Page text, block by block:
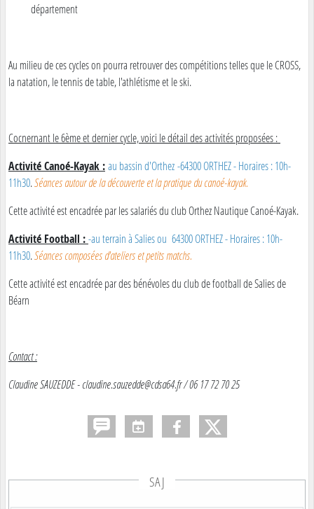
département
Au milieu de ces cycles on pourra retrouver des compétitions telles que le CROSS,
la natation, le tennis de table, l'athlétisme et le ski.
Cocnernant le 6ème et dernier cycle, voici le détail des activités proposées :
Activité Canoé-Kayak :au bassin d'Orthez -64300 ORTHEZ - Horaires : 10h-
11h30.Séances autour de la découverte et la pratique du canoé-kayak.
Cette activité est encadrée par les salariés du club Orthez Nautique Canoé-Kayak.
Activité Football :-au terrain à Salies ou 64300 ORTHEZ - Horaires : 10h-
11h30.Séances composées d'ateliers et petits matchs.
Cette activité est encadrée par des bénévoles du club de football de Salies de
Béarn
Contact :
Claudine SAUZEDDE - claudine.sauzedde@cdsa64.fr / 06 17 72 70 25
SAJ